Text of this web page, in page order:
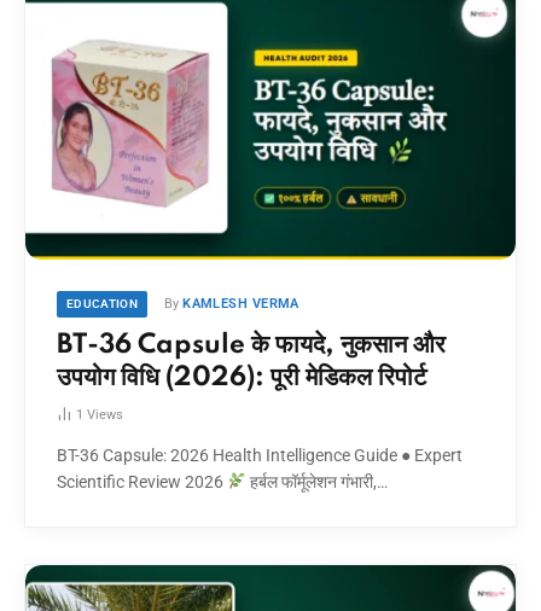
EDUCATION By KAMLESH VERMA
BT-36 Capsule के फायदे, नुकसान और
उपयोग विधि (2026): पूरी मेडिकल रिपोर्ट
1 Views
BT-36 Capsule: 2026 Health Intelligence Guide ● Expert
Scientific Review 2026
हर्बल फॉर्मूलेशन गंभारी,…